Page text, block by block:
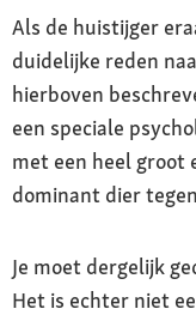
Als de huistijger
duidelijke reden
hierboven
een speciale
met een heel groot
dominant dier
Je moet dergelijk
Het is echter niet